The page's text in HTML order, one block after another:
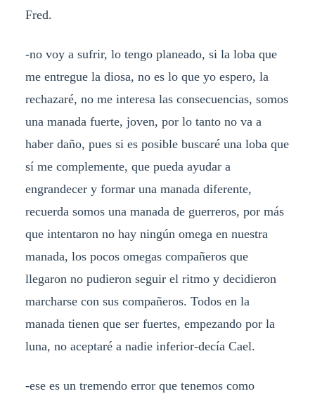
Fred.
-no voy a sufrir, lo tengo planeado, si la loba que
me entregue la diosa, no es lo que yo espero, la
rechazaré, no me interesa las consecuencias, somos
una manada fuerte, joven, por lo tanto no va a
haber daño, pues si es posible buscaré una loba que
sí me complemente, que pueda ayudar a
engrandecer y formar una manada diferente,
recuerda somos una manada de guerreros, por más
que intentaron no hay ningún omega en nuestra
manada, los pocos omegas compañeros que
llegaron no pudieron seguir el ritmo y decidieron
marcharse con sus compañeros. Todos en la
manada tienen que ser fuertes, empezando por la
luna, no aceptaré a nadie inferior-decía Cael.
-ese es un tremendo error que tenemos como